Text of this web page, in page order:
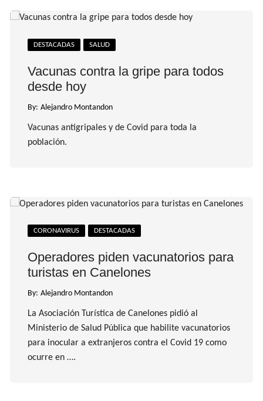
DESTACADAS SALUD
Vacunas contra la gripe para todos
desde hoy
By: Alejandro Montandon
Vacunas antigripales y de Covid para toda la
población.
CORONAVIRUS DESTACADAS
Operadores piden vacunatorios para
turistas en Canelones
By: Alejandro Montandon
La Asociación Turística de Canelones pidió al
Ministerio de Salud Pública que habilite vacunatorios
para inocular a extranjeros contra el Covid 19 como
ocurre en ….